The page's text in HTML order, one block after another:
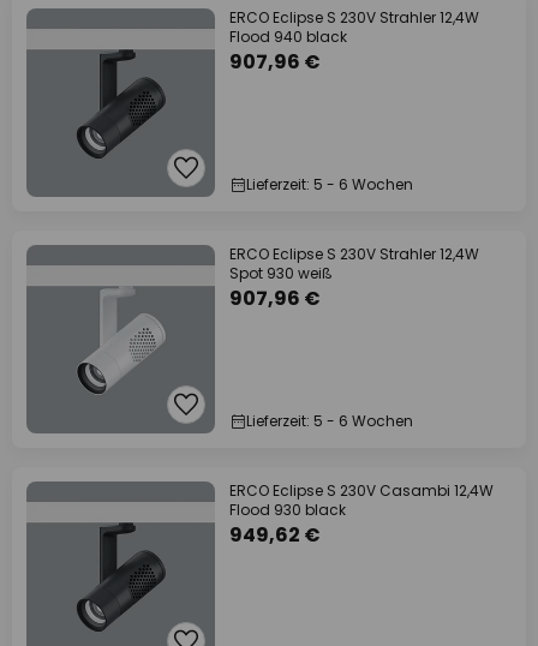
ERCO Eclipse S 230V Strahler 12,4W
Flood 940 black
907,96 €
Lieferzeit: 5 - 6 Wochen
ERCO Eclipse S 230V Strahler 12,4W
Spot 930 weiß
907,96 €
Lieferzeit: 5 - 6 Wochen
ERCO Eclipse S 230V Casambi 12,4W
Flood 930 black
949,62 €